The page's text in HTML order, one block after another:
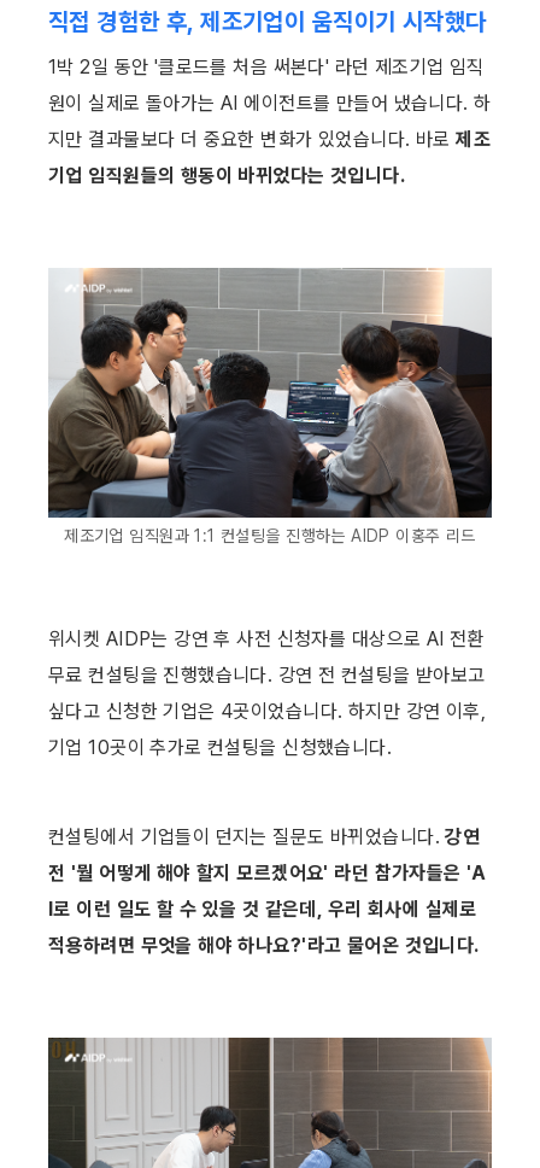
직접 경험한 후, 제조기업이 움직이기 시작했다
1박 2일 동안 '클로드를 처음 써본다' 라던 제조기업 임직
원이 실제로 돌아가는 AI 에이전트를 만들어 냈습니다. 하
지만 결과물보다 더 중요한 변화가 있었습니다. 바로 제조
기업 임직원들의 행동이 바뀌었다는 것입니다.
제조기업 임직원과 1:1 컨설팅을 진행하는 AIDP 이홍주 리드
위시켓 AIDP는 강연 후 사전 신청자를 대상으로 AI 전환
무료 컨설팅을 진행했습니다. 강연 전 컨설팅을 받아보고
싶다고 신청한 기업은 4곳이었습니다. 하지만 강연 이후,
기업 10곳이 추가로 컨설팅을 신청했습니다.
컨설팅에서 기업들이 던지는 질문도 바뀌었습니다. 강연
전 '뭘 어떻게 해야 할지 모르겠어요' 라던 참가자들은 'A
I로 이런 일도 할 수 있을 것 같은데, 우리 회사에 실제로
적용하려면 무엇을 해야 하나요?'라고 물어온 것입니다.